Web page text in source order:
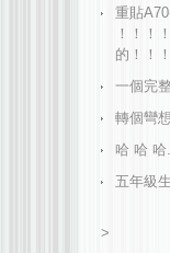
重貼
！！！
的！！！
一個完
轉個彎
哈 哈
五年級
>